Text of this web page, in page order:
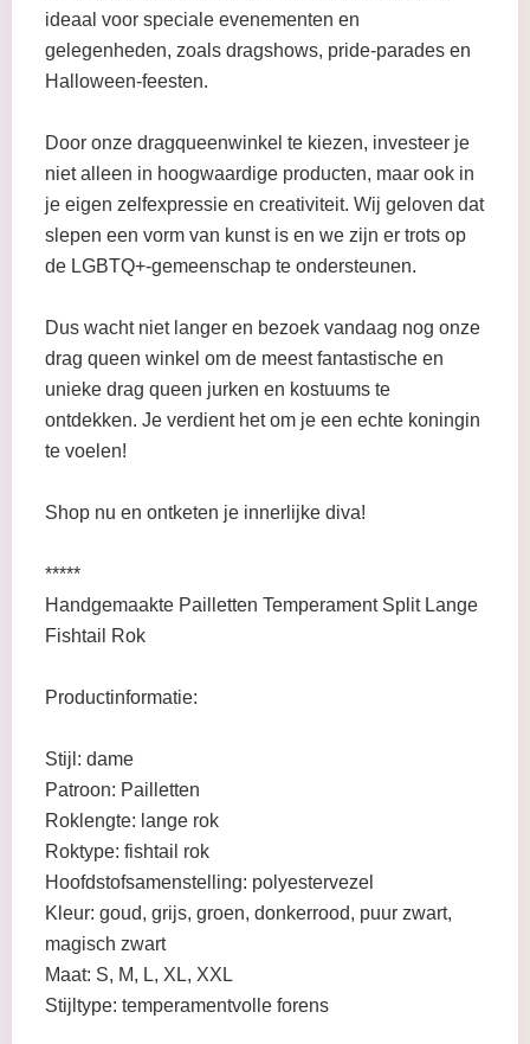
ideaal voor speciale evenementen en
gelegenheden, zoals dragshows, pride-parades en
Halloween-feesten.
Door onze dragqueenwinkel te kiezen, investeer je
niet alleen in hoogwaardige producten, maar ook in
je eigen zelfexpressie en creativiteit. Wij geloven dat
slepen een vorm van kunst is en we zijn er trots op
de LGBTQ+-gemeenschap te ondersteunen.
Dus wacht niet langer en bezoek vandaag nog onze
drag queen winkel om de meest fantastische en
unieke drag queen jurken en kostuums te
ontdekken. Je verdient het om je een echte koningin
te voelen!
Shop nu en ontketen je innerlijke diva!
*****
Handgemaakte Pailletten Temperament Split Lange
Fishtail Rok
Productinformatie:
Stijl: dame
Patroon: Pailletten
Roklengte: lange rok
Roktype: fishtail rok
Hoofdstofsamenstelling: polyestervezel
Kleur: goud, grijs, groen, donkerrood, puur zwart,
magisch zwart
Maat: S, M, L, XL, XXL
Stijltype: temperamentvolle forens